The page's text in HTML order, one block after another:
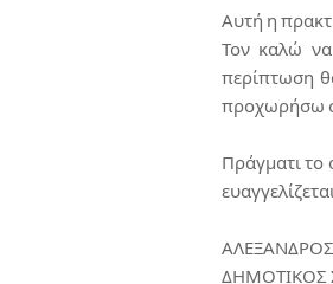
Αυτή η
Τον καλώ να
περίπτωση
προχωρήσω
Πράγματι το
ΔΗΜΟΤΙΚΟΣ